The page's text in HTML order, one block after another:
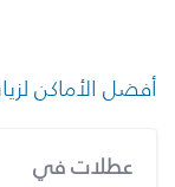
أفضل الأماكن
عطلات في